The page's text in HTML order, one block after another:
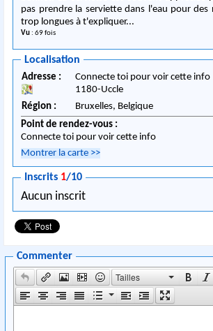
pas prendre la serviette dans l'eau pour des
trop longues à t'expliquer...
Vu : 69 fois
Localisation
Adresse :
Connecte toi pour voir cette info
1180-Uccle
Région :
Bruxelles, Belgique
Point de rendez-vous :
Connecte toi pour voir cette info
Montrer la carte >>
Inscrits 1/10
Aucun inscrit
Commenter
Tailles